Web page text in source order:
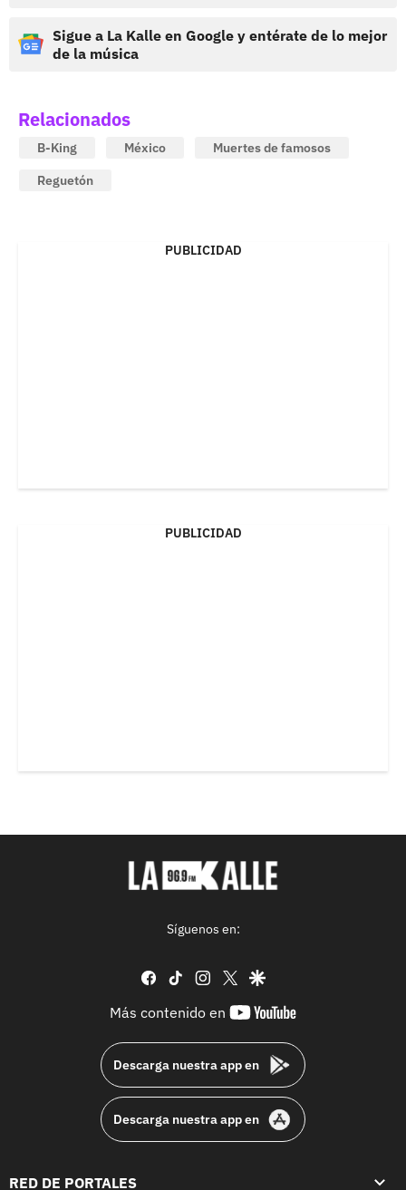
Sigue a La Kalle en Google y entérate de lo mejor
de la música
Relacionados
B-King México
Muertes de famosos
Reguetón
PUBLICIDAD
PUBLICIDAD
Síguenos en:
facebook
tiktok instagram
twittergoogle
Más contenido en
youtube-
Descarga nuestra app en
Descarga nuestra app en
RED DE PORTALES